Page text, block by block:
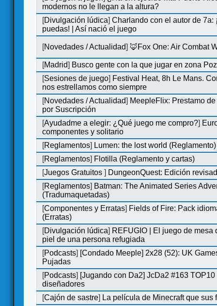
modernos no le llegan a la altura?
[Divulgación lúdica]Charlando con el autor de 7a:
puedas! | Así nació el juego
[Novedades / Actualidad] 🦊Fox One: Air Combat
[Madrid] Busco gente con la que jugar en zona
[Sesiones de juego] Festival Heat, 8h Le Mans.
nos estrellamos como siempre
[Novedades / Actualidad] MeepleFlix: Prestamo
por Suscripción
[Ayudadme a elegir: ¿Qué juego me compro?]
componentes y solitario
[Reglamentos] Lumen: the lost world (Reglamento)
[Reglamentos] Flotilla (Reglamento y cartas)
[Juegos Gratuitos] DungeonQuest: Edición
[Reglamentos] Batman: The Animated Series
(Tradumaquetadas)
[Componentes y Erratas] Fields of Fire: Pack
(Erratas)
[Divulgación lúdica] REFUGIO | El juego de mesa
piel de una persona refugiada
[Podcasts] [Condado Meeple] 2x28 (52): UK
Pujadas
[Podcasts] [Jugando con Da2] JcDa2 #163
diseñadores
[Cajón de sastre] La película de Minecraft que sus